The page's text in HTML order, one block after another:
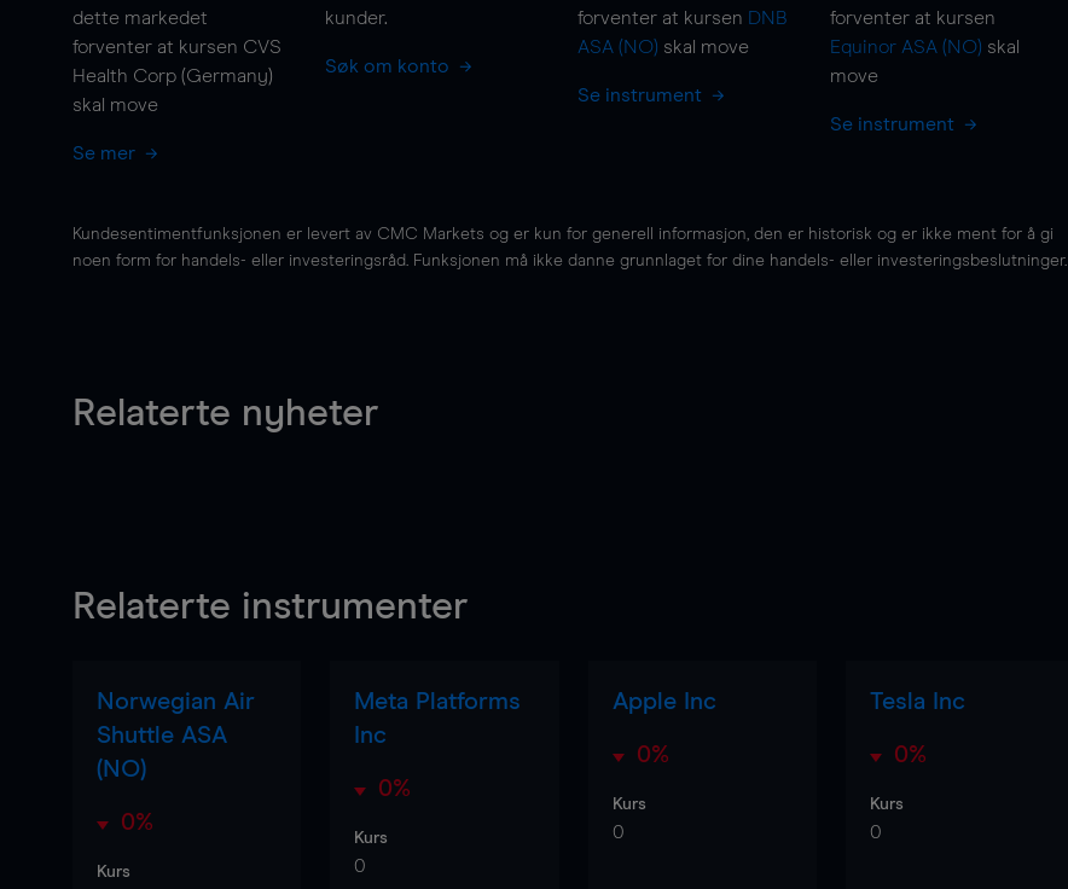
dette markedet
forventer at kursen CVS
Health Corp (Germany)
skal move
Se mer
kunder.
Søk om konto
forventer at kursen DNB
ASA (NO) skal move
Se instrument
forventer at kursen
Equinor ASA (NO) skal
move
Se instrument
Kundesentimentfunksjonen er levert av CMC Markets og er kun for generell informasjon, den er historisk og er ikke ment for å gi
noen form for handels- eller investeringsråd. Funksjonen må ikke danne grunnlaget for dine handels- eller investeringsbeslutninger.
Relaterte nyheter
Relaterte instrumenter
Norwegian Air
Shuttle ASA
(NO)
0%
Kurs
Meta Platforms
Inc
0%
Kurs
0
Apple Inc
0%
Kurs
0
Tesla Inc
0%
Kurs
0